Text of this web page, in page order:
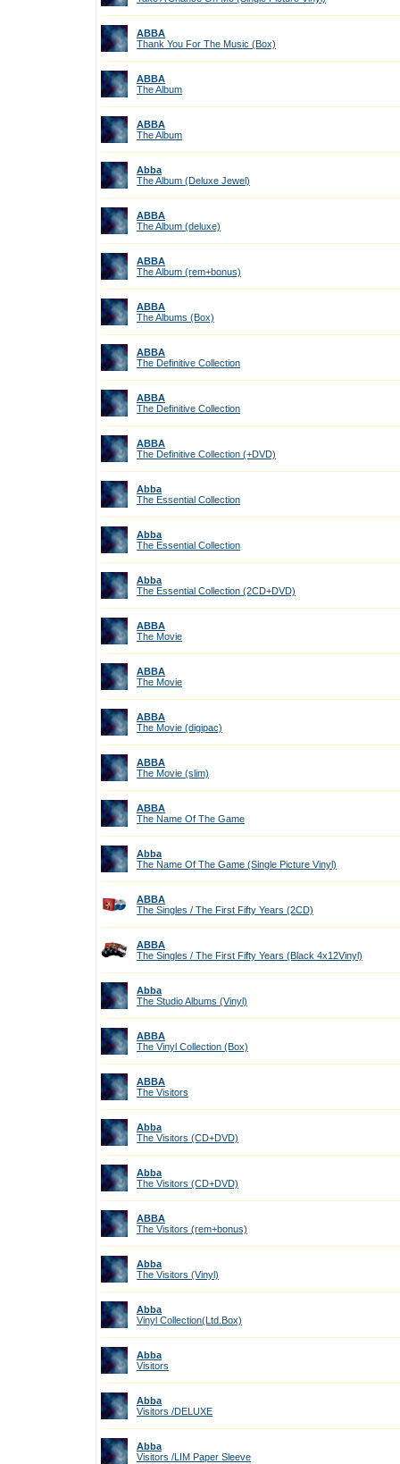
ABBA
Thank You For The Music (Box)
ABBA
The Album
ABBA
The Album
Abba
The Album (Deluxe Jewel)
ABBA
The Album (deluxe)
ABBA
The Album (rem+bonus)
ABBA
The Albums (Box)
ABBA
The Definitive Collection
ABBA
The Definitive Collection
ABBA
The Definitive Collection (+DVD)
Abba
The Essential Collection
Abba
The Essential Collection
Abba
The Essential Collection (2CD+DVD)
ABBA
The Movie
ABBA
The Movie
ABBA
The Movie (digipac)
ABBA
The Movie (slim)
ABBA
The Name Of The Game
Abba
The Name Of The Game (Single Picture Vinyl)
ABBA
The Singles / The First Fifty Years (2CD)
ABBA
The Singles / The First Fifty Years (Black 4x12Vinyl)
Abba
The Studio Albums (Vinyl)
ABBA
The Vinyl Collection (Box)
ABBA
The Visitors
Abba
The Visitors (CD+DVD)
Abba
The Visitors (CD+DVD)
ABBA
The Visitors (rem+bonus)
Abba
The Visitors (Vinyl)
Abba
Vinyl Collection(Ltd.Box)
Abba
Visitors
Abba
Visitors /DELUXE
Abba
Visitors /LIM Paper Sleeve